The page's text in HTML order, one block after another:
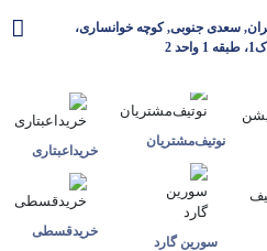
سعدی جنوبی, کوچه خوانساری،
1 واحد 2
نوتیف‌مشتریان
سورین گارد
خرید‌اعبتاری
خرید‌قسطی